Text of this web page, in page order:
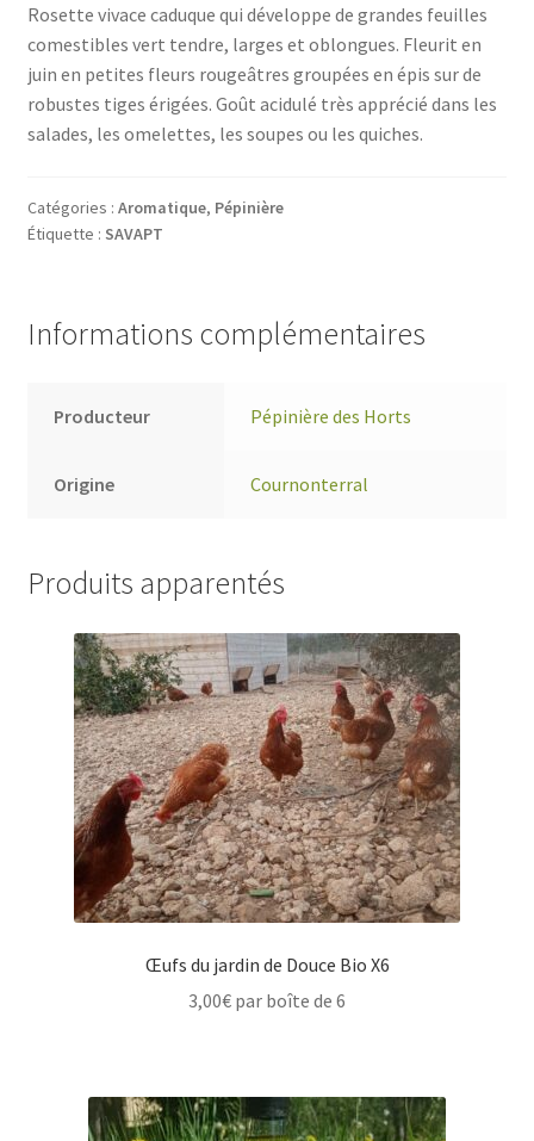
Rosette vivace caduque qui développe de grandes feuilles
comestibles vert tendre, larges et oblongues. Fleurit en
juin en petites fleurs rougeâtres groupées en épis sur de
robustes tiges érigées. Goût acidulé très apprécié dans les
salades, les omelettes, les soupes ou les quiches.
Catégories : Aromatique, Pépinière
Étiquette : SAVAPT
Informations complémentaires
Producteur Pépinière des Horts
Origine Cournonterral
Produits apparentés
Œufs du jardin de Douce Bio X6
3,00€ par boîte de 6